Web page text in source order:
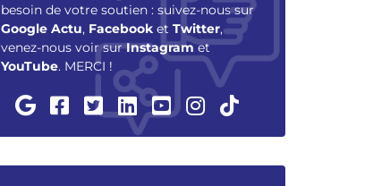
besoin de votre soutien : suivez-nous sur
Google Actu, Facebook et Twitter,
venez-nous voir surInstagramet
YouTube. MERCI !